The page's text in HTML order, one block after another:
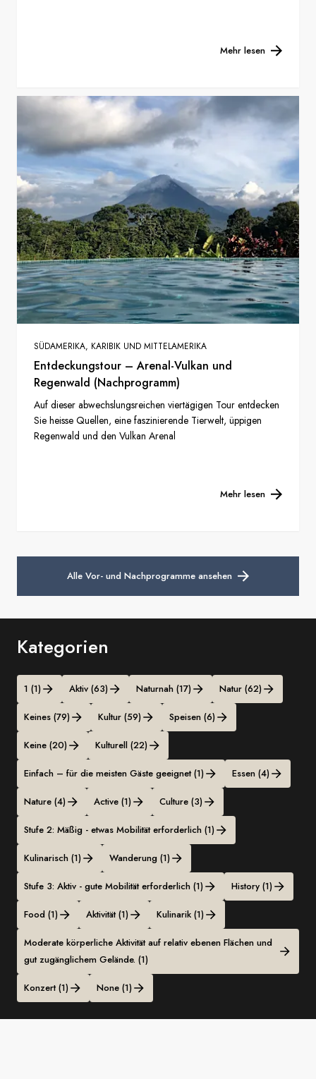
Mehr lesen
SÜDAMERIKA, KARIBIK UND MITTELAMERIKA
Entdeckungstour – Arenal-Vulkan und
Regenwald (Nachprogramm)
Auf dieser abwechslungsreichen viertägigen Tour entdecken
Sie heisse Quellen, eine faszinierende Tierwelt, üppigen
Regenwald und den Vulkan Arenal
Mehr lesen
Alle Vor- und Nachprogramme ansehen
Kategorien
1 (1) Aktiv (63) Naturnah (17) Natur (62)
Keines (79) Kultur (59) Speisen (6)
Keine (20) Kulturell (22)
Einfach – für die meisten Gäste geeignet (1) Essen (4)
Nature (4) Active (1) Culture (3)
Stufe 2: Mäßig - etwas Mobilität erforderlich (1)
Kulinarisch (1) Wanderung (1)
Stufe 3: Aktiv - gute Mobilität erforderlich (1) History (1)
Food (1) Aktivität (1) Kulinarik (1)
Moderate körperliche Aktivität auf relativ ebenen Flächen und
gut zugänglichem Gelände. (1)
Konzert (1) None (1)